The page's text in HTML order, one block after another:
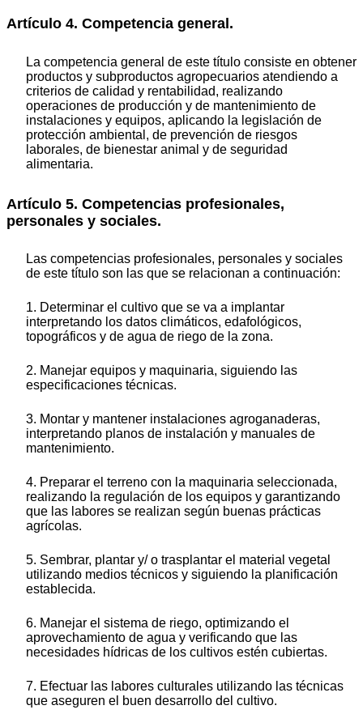
Artículo 4. Competencia general.
La competencia general de este título consiste en obtener
productos y subproductos agropecuarios atendiendo a
criterios de calidad y rentabilidad, realizando
operaciones de producción y de mantenimiento de
instalaciones y equipos, aplicando la legislación de
protección ambiental, de prevención de riesgos
laborales, de bienestar animal y de seguridad
alimentaria.
Artículo 5. Competencias profesionales,
personales y sociales.
Las competencias profesionales, personales y sociales
de este título son las que se relacionan a continuación:
1. Determinar el cultivo que se va a implantar
interpretando los datos climáticos, edafológicos,
topográficos y de agua de riego de la zona.
2. Manejar equipos y maquinaria, siguiendo las
especificaciones técnicas.
3. Montar y mantener instalaciones agroganaderas,
interpretando planos de instalación y manuales de
mantenimiento.
4. Preparar el terreno con la maquinaria seleccionada,
realizando la regulación de los equipos y garantizando
que las labores se realizan según buenas prácticas
agrícolas.
5. Sembrar, plantar y/ o trasplantar el material vegetal
utilizando medios técnicos y siguiendo la planificación
establecida.
6. Manejar el sistema de riego, optimizando el
aprovechamiento de agua y verificando que las
necesidades hídricas de los cultivos estén cubiertas.
7. Efectuar las labores culturales utilizando las técnicas
que aseguren el buen desarrollo del cultivo.